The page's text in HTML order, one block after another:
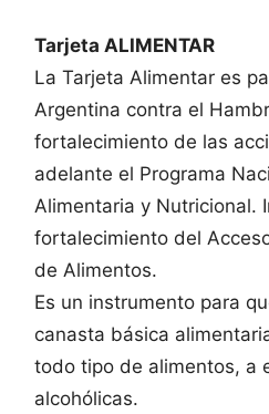
Tarjeta ALIMENTAR
La Tarjeta Alimentar es
Argentina contra el
fortalecimiento de las
adelante el Programa
Alimentaria y Nutricional.
fortalecimiento del
de Alimentos.
Es un instrumento para
canasta básica
todo tipo de alimentos, a
alcohólicas.